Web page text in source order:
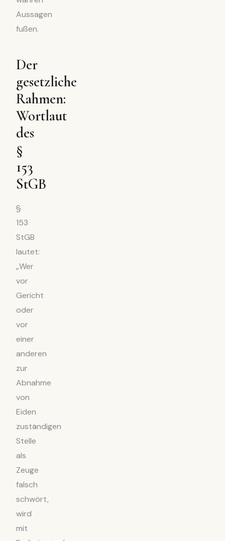
Aussagen
fußen.
Der
gesetzliche
Rahmen:
Wortlaut
des
§
153
StGB
§
153
StGB
lautet:
„Wer
vor
Gericht
oder
vor
einer
anderen
zur
Abnahme
von
Eiden
zuständigen
Stelle
als
Zeuge
falsch
schwört,
wird
mit